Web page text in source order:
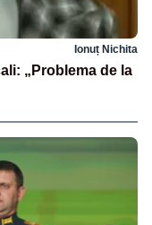
Ionuț Nichita
„Problema de la